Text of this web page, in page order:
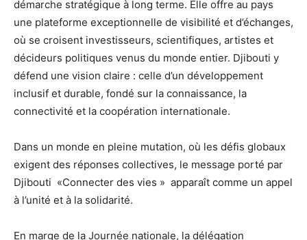
démarche stratégique à long terme. Elle offre au pays
une plateforme exceptionnelle de visibilité et d’échanges,
où se croisent investisseurs, scientifiques, artistes et
décideurs politiques venus du monde entier. Djibouti y
défend une vision claire : celle d’un développement
inclusif et durable, fondé sur la connaissance, la
connectivité et la coopération internationale.
Dans un monde en pleine mutation, où les défis globaux
exigent des réponses collectives, le message porté par
Djibouti «Connecter des vies » apparaît comme un appel
à l’unité et à la solidarité.
En marge de la Journée nationale, la délégation